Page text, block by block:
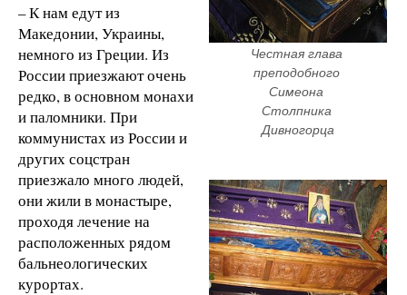
Честная глава
преподобного
Симеона
Столпника
Дивногорца
– К нам едут из
Македонии, Украины,
немного из Греции. Из
России приезжают очень
редко, в основном монахи
и паломники. При
коммунистах из России и
других соцстран
приезжало много людей,
они жили в монастыре,
проходя лечение на
расположенных рядом
бальнеологических
курортах.